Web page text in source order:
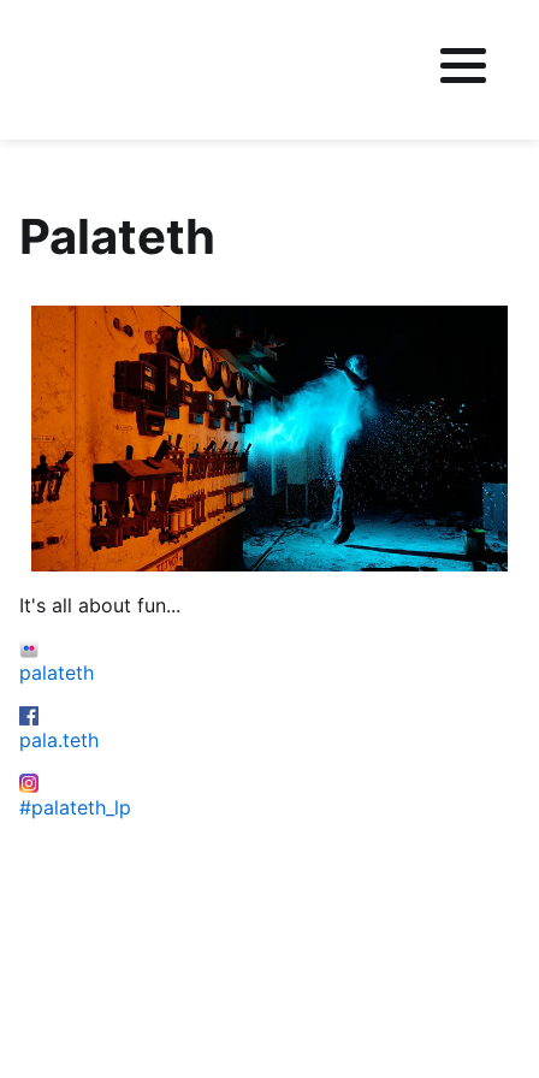
Palateth
It's all about fun...
palateth
pala.teth
#palateth_lp